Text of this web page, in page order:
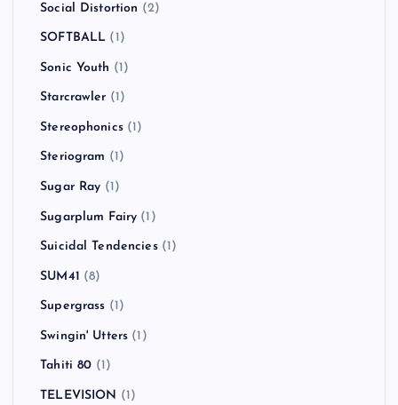
Social Distortion (2)
SOFTBALL (1)
Sonic Youth (1)
Starcrawler (1)
Stereophonics(1)
Steriogram (1)
Sugar Ray (1)
Sugarplum Fairy (1)
Suicidal Tendencies(1)
SUM41 (8)
Supergrass (1)
Swingin' Utters (1)
Tahiti 80 (1)
TELEVISION (1)